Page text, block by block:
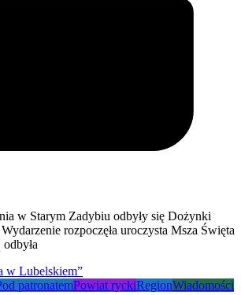
w Starym Zadybiu odbyły się Dożynki
rozpoczęła uroczysta Msza Święta
patronatemPowiat ryckiRegionWiadomości